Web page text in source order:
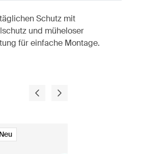
Schutz mit
und müheloser
für einfache Montage.
Neu